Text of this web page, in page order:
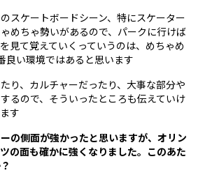
スケートボードシーン、特にスケーター
めちゃ勢いがあるので、パークに行けば
見て覚えていくっていうのは、めちゃめ
良い環境ではあると思います
り、カルチャーだったり、大事な部分や
るので、そういったところも伝えていけ
す
の側面が強かったと思いますが、オリン
の面も確かに強くなりました。このあた